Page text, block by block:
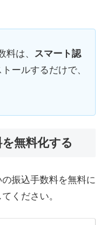
料は、
スマート認
ールするだけで、
無料化する
振込手数料を無料に
ください。